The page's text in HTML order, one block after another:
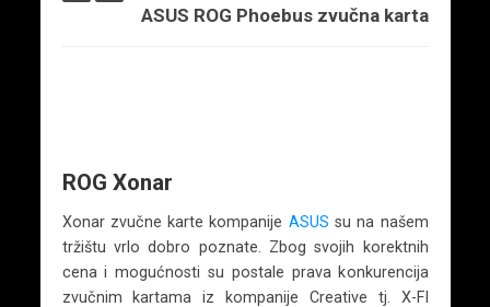
ASUS ROG Phoebus zvučna karta
ROG Xonar
Xonar zvučne karte kompanije ASUS su na našem
tržištu vrlo dobro poznate. Zbog svojih korektnih
cena i mogućnosti su postale prava konkurencija
zvučnim kartama iz kompanije Creative tj. X-FI